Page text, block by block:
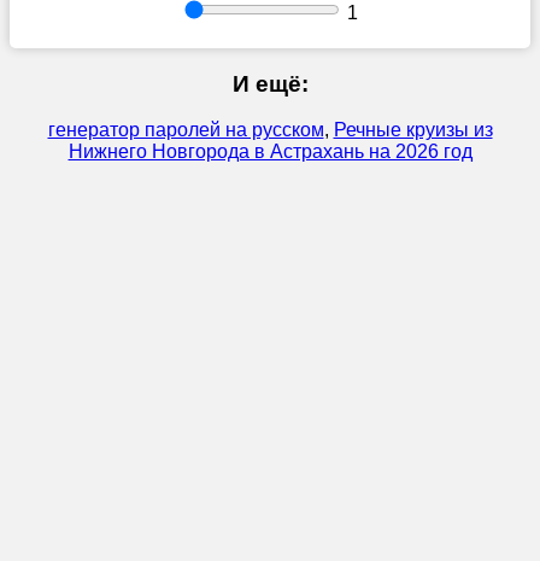
1
И ещё:
генератор паролей на русском, Речные круизы из
Нижнего Новгорода в Астрахань на 2026 год